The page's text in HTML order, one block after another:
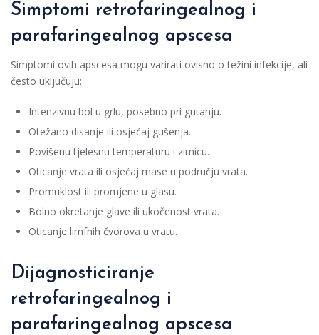
Simptomi retrofaringealnog i
parafaringealnog apscesa
Simptomi ovih apscesa mogu varirati ovisno o težini infekcije, ali
često uključuju:
Intenzivnu bol u grlu, posebno pri gutanju.
Otežano disanje ili osjećaj gušenja.
Povišenu tjelesnu temperaturu i zimicu.
Oticanje vrata ili osjećaj mase u području vrata.
Promuklost ili promjene u glasu.
Bolno okretanje glave ili ukočenost vrata.
Oticanje limfnih čvorova u vratu.
Dijagnosticiranje
retrofaringealnog i
parafaringealnog apscesa